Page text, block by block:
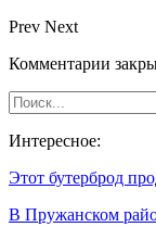
Prev Next
Комментарии
Интересное:
Этот бутерброд
В Пружанском